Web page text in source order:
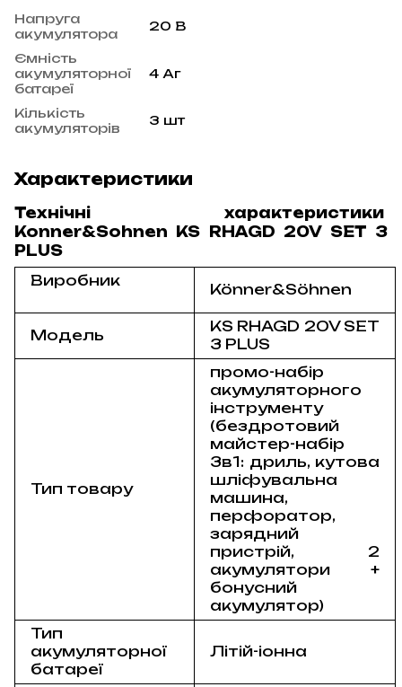
Напруга
акумулятора
20 В
Ємність
акумуляторної
батареї
4 Аг
Кількість
акумуляторів
3 шт
Характеристики
Технічні характеристики
Konner&Sohnen KS RHAGD 20V SET 3
PLUS
Виробник
Könner&Söhnen
Модель
KS RHAGD 20V SET
3 PLUS
Тип товару
промо-набір
акумуляторного
інструменту
(бездротовий
майстер-набір
3в1: дриль, кутова
шліфувальна
машина,
перфоратор,
зарядний
пристрій, 2
акумулятори +
бонусний
акумулятор)
Тип
акумуляторної
батареї
Літій-іонна